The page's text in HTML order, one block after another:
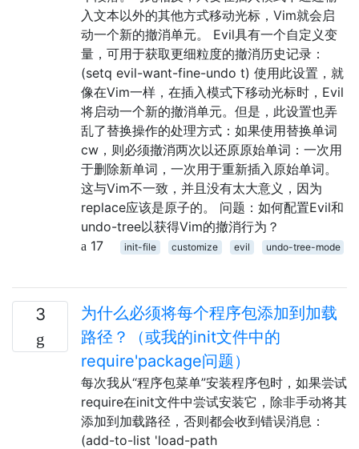
入文本以外的其他方式移动光标，Vim就会启
动一个新的撤消单元。 Evil具有一个自定义变
量，可用于获取更细粒度的撤消历史记录：
(setq evil-want-fine-undo t) 使用此设置，就
像在Vim一样，在插入模式下移动光标时，Evil
将启动一个新的撤消单元。但是，此设置也弄
乱了替换操作的处理方式：如果使用替换单词
cw，则必须撤消两次以还原原始单词：一次用
于删除新单词，一次用于重新插入原始单词。
这与Vim不一致，并且没有太大意义，因为
replace应该是原子的。 问题：如何配置Evil和
undo-tree以获得Vim的撤消行为？
17
init-file customize evil undo-tree-mode
3
为什么必须将每个程序包添加到加载
路径？（或我的init文件中的
require'package问题）
每次我从“程序包菜单”安装程序包时，如果尝试
require在init文件中尝试安装它，除非手动将其
添加到加载路径，否则都会收到错误消息：
(add-to-list 'load-path